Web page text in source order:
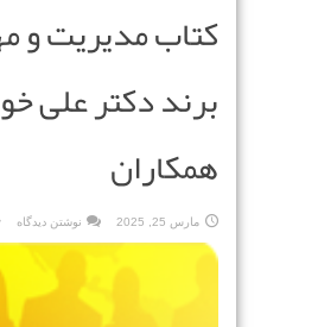
کتاب مدیریت و
برند دکتر علی
همکاران
مارس 25, 2025 نوشتن دیدگاه